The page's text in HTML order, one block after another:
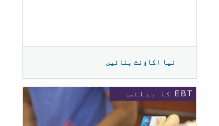
نیا اکاؤنٹ بنائیں
EBT کا بیلنس